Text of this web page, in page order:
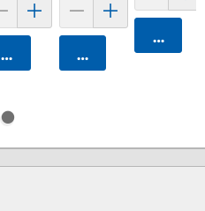
카트에 담기 카트에 담기
카트에